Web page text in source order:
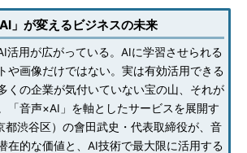
」が変えるビジネスの未来
活用が広がっている。AIに学習させられる
や画像だけではない。実は有効活用できる
くの企業が気付いていない宝の山、それが
「音声×AI」を軸としたサービスを展開す
都渋谷区）の會田武史・代表取締役が、音
在的な価値と、AI技術で最大限に活用する